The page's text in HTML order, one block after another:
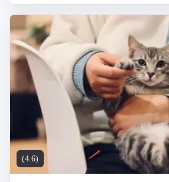
(4.6)